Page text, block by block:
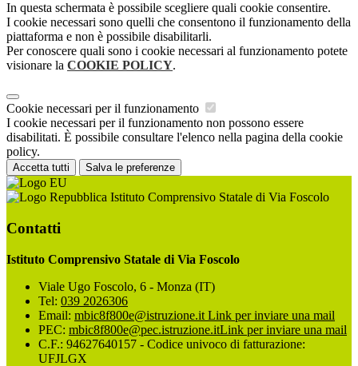
In questa schermata è possibile scegliere quali cookie consentire.
I cookie necessari sono quelli che consentono il funzionamento della
piattaforma e non è possibile disabilitarli.
Per conoscere quali sono i cookie necessari al funzionamento potete
visionare la COOKIE POLICY.
Cookie necessari per il funzionamento
I cookie necessari per il funzionamento non possono essere
disabilitati. È possibile consultare l'elenco nella pagina della cookie
policy.
Accetta tutti Salva le preferenze
Istituto Comprensivo Statale di Via Foscolo
Contatti
Istituto Comprensivo Statale di Via Foscolo
Viale Ugo Foscolo, 6 - Monza (IT)
Tel: 039 2026306
Email: mbic8f800e@istruzione.it Link per inviare una mail
PEC: mbic8f800e@pec.istruzione.itLink per inviare una mail
C.F.: 94627640157 - Codice univoco di fatturazione:
UFJLGX